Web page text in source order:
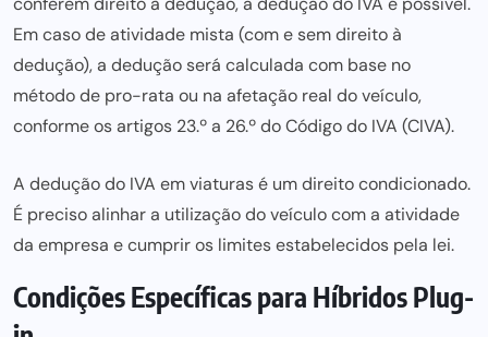
Em caso de atividade mista (com e sem direito à
dedução), a dedução será calculada com base no
método de pro-rata ou na afetação real do veículo,
conforme os artigos 23.º a 26.º do Código do IVA (CIVA).
A dedução do IVA em viaturas é um direito condicionado.
É preciso alinhar a utilização do veículo com a atividade
da empresa e cumprir os limites estabelecidos pela lei.
Condições Específicas para Híbridos Plug-